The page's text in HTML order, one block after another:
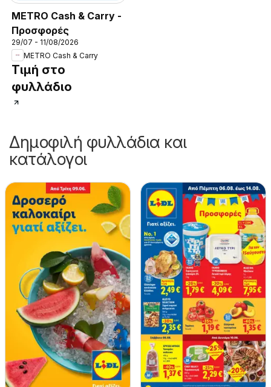
METRO Cash & Carry -
Προσφορές
29/07 - 11/08/2026
METRO Cash & Carry
Τιμή στο
φυλλάδιο
Δημοφιλή φυλλάδια και
κατάλογοι